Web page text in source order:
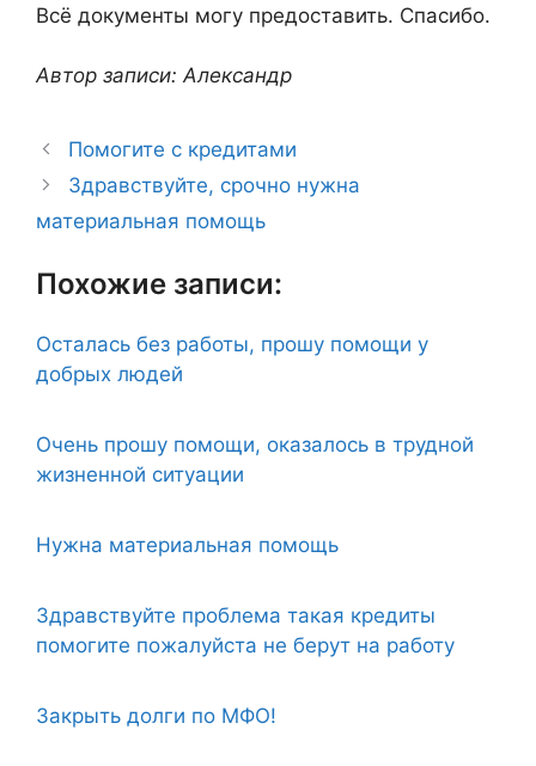
Всё документы могу предоставить. Спасибо.
Автор записи: Александр
Помогите с кредитами
Здравствуйте, срочно нужна
материальная помощь
Похожие записи:
Осталась без работы, прошу помощи у
добрых людей
Очень прошу помощи, оказалось в трудной
жизненной ситуации
Нужна материальная помощь
Здравствуйте проблема такая кредиты
помогите пожалуйста не берут на работу
Закрыть долги по МФО!